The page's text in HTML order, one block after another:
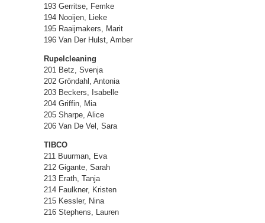
193 Gerritse, Femke
194 Nooijen, Lieke
195 Raaijmakers, Marit
196 Van Der Hulst, Amber
Rupelcleaning
201 Betz, Svenja
202 Gröndahl, Antonia
203 Beckers, Isabelle
204 Griffin, Mia
205 Sharpe, Alice
206 Van De Vel, Sara
TIBCO
211 Buurman, Eva
212 Gigante, Sarah
213 Erath, Tanja
214 Faulkner, Kristen
215 Kessler, Nina
216 Stephens, Lauren